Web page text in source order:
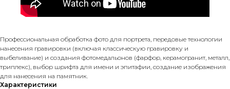
Профессиональная обработка фото для портрета, передовые технологии
нанесения гравировки (включая классическую гравировку и
выбеливание) и создания фотомедальонов (фарфор, керамогранит, металл,
триплекс), выбор шрифта для имени и эпитафии, создание изображения
для нанесения на памятник.
Характеристики